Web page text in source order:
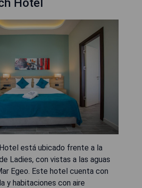
Hotel
está ubicado frente a la
Ladies, con vistas a las aguas
Egeo. Este hotel cuenta con
y habitaciones con aire